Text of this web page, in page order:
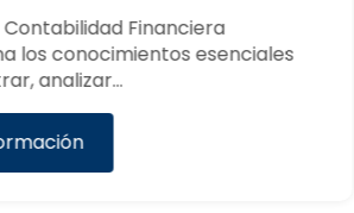
Financiera
conocimientos esenciales